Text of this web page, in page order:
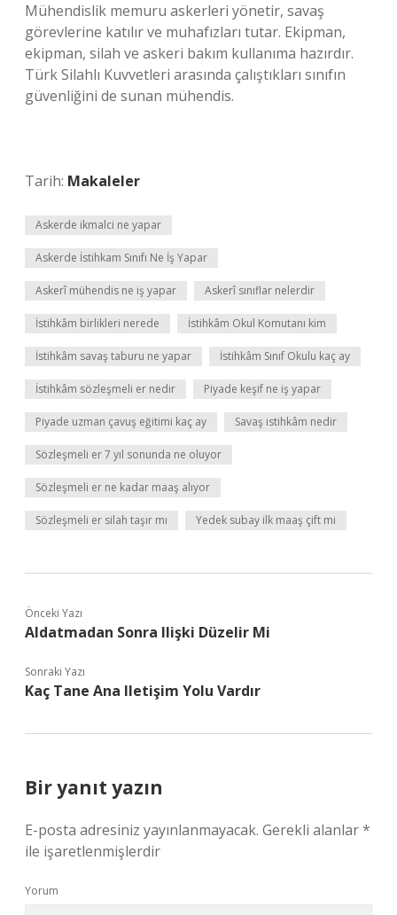
Mühendislik memuru askerleri yönetir, savaş
görevlerine katılır ve muhafızları tutar. Ekipman,
ekipman, silah ve askeri bakım kullanıma hazırdır.
Türk Silahlı Kuvvetleri arasında çalıştıkları sınıfın
güvenliğini de sunan mühendis.
Tarih: Makaleler
Askerde ikmalci ne yapar
Askerde İstihkam Sınıfı Ne İş Yapar
Askerî mühendis ne iş yapar Askerî sınıflar nelerdir
İstihkâm birlikleri nerede İstihkâm Okul Komutanı kim
İstihkâm savaş taburu ne yapar İstihkâm Sınıf Okulu kaç ay
İstihkâm sözleşmeli er nedir Piyade keşif ne iş yapar
Piyade uzman çavuş eğitimi kaç ay Savaş istihkâm nedir
Sözleşmeli er 7 yıl sonunda ne oluyor
Sözleşmeli er ne kadar maaş alıyor
Sözleşmeli er silah taşır mı Yedek subay ilk maaş çift mi
Önceki Yazı
Aldatmadan Sonra Ilişki Düzelir Mi
Sonraki Yazı
Kaç Tane Ana Iletişim Yolu Vardır
Bir yanıt yazın
E-posta adresiniz yayınlanmayacak. Gerekli alanlar*
ile işaretlenmişlerdir
Yorum